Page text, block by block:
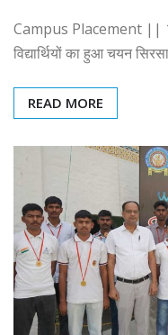
Campus Placement || 150
विद्यार्थियों का हुआ चयन
READ MORE